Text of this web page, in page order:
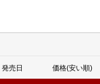
発売日 価格(安い順)